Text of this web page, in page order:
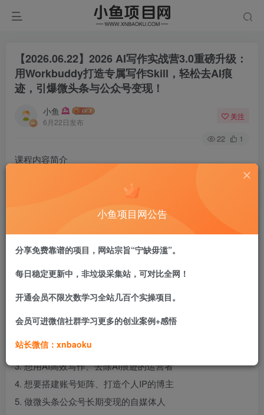
【2026.06.22】2026 AI写作实战营3.0重磅升级：
用Workbuddy打造专属写作Skill，轻松去AI痕
迹，引爆微头条与公众号变现！
小鱼
6月22日发布
关注
22 1
课程内容简介
AI写作陪跑3.0是一套完整版自媒体AI写作变现课程，聚焦微
头条、公众号两大平台，系统讲解爆款作品特征、写作思
维、钩子技巧与仿写方法。课程涵盖账号设置、养号规则、
具安装、技能创建、指令运用、去AI痕迹实操，同时深度拆
2. 不会写爆款文案、作品没流量的内容创作者
3. 想用AI高效写作、去除AI痕迹的运营者
4. 想要搭建账号矩阵、打造个人IP的博主
5. 做微头条公众号长期变现的自媒体人
小鱼项目网公告
分享免费靠谱的项目，网站宗旨“宁缺毋滥”。
每日稳定更新中，非垃圾采集站，可对比全网！
开通会员不限次数学习全站几百个实操项目。
会员可进微信社群学习更多的创业案例+感悟
站长微信：xnbaoku